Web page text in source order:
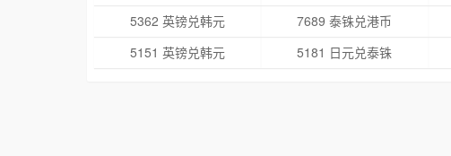
5362 英镑兑韩元
7689 泰铢兑港币
5151 英镑兑韩元
5181 日元兑泰铢